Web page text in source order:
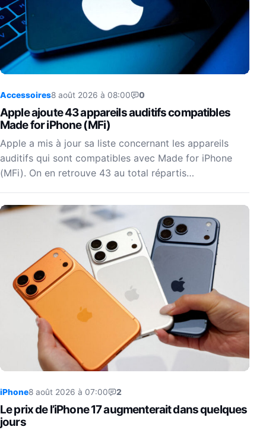
Accessoires8 août 2026 à 08:00 0
Apple ajoute 43 appareils auditifs compatibles
Made for iPhone (MFi)
Apple a mis à jour sa liste concernant les appareils
auditifs qui sont compatibles avec Made for iPhone
(MFi). On en retrouve 43 au total répartis…
iPhone8 août 2026 à 07:00 2
Le prix de l’iPhone 17 augmenterait dans quelques
jours